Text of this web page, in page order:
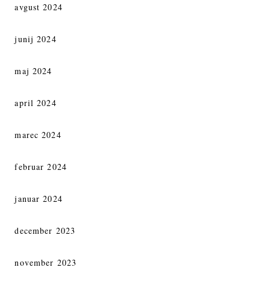
avgust 2024
junij 2024
maj 2024
april 2024
marec 2024
februar 2024
januar 2024
december 2023
november 2023